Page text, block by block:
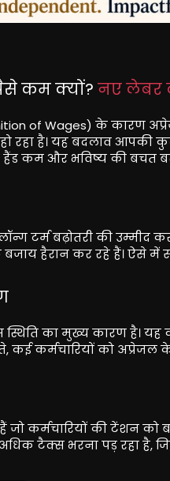
कम क्यों? नए लेबर
of Wages) के कारण
रहा है। यह बदलाव आपकी
कम और भविष्य की बचत बढ़
टर्म बढ़ोतरी की उम्मीद
हैरान कर रहे हैं। ऐसे में
स्थिति का मुख्य कारण है।
कई कर्मचारियों को
की टेंशन को
टैक्स भरना पड़ रहा है,